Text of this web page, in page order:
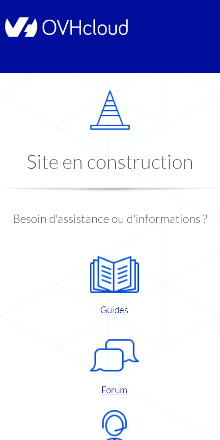
Site en construction
Besoin d'assistance ou d'informations ?
Guides
Forum